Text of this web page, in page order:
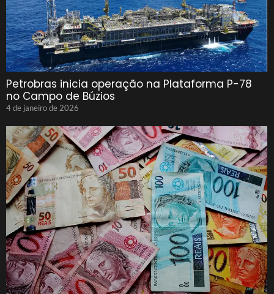
Petrobras inicia operação na Plataforma P-78
no Campo de Búzios
4 de janeiro de 2026